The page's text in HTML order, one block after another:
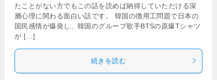
たことがない方でもこの話を読めば納得していただける深
層心理に関わる面白い話です。 韓国の徴用工問題で日本の
国民感情が爆発し、韓国のグループ歌手BTSの原爆Tシャツ
が […]
続きを読む